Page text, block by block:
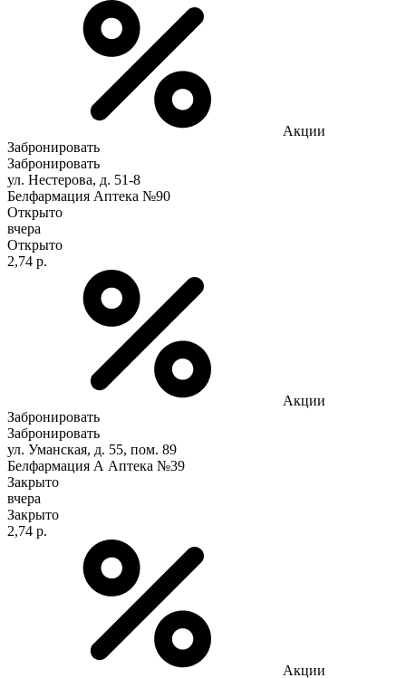
Акции
Забронировать
Забронировать
ул. Нестерова, д. 51-8
Белфармация Аптека №90
Открыто
вчера
Открыто
2,74 р.
Акции
Забронировать
Забронировать
ул. Уманская, д. 55, пом. 89
Белфармация А Аптека №39
Закрыто
вчера
Закрыто
2,74 р.
Акции